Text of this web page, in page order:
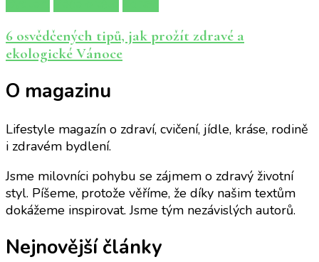
6 osvědčených tipů, jak prožít zdravé a
ekologické Vánoce
O magazinu
Lifestyle magazín o zdraví, cvičení, jídle, kráse, rodině
i zdravém bydlení.
Jsme milovníci pohybu se zájmem o zdravý životní
styl. Píšeme, protože věříme, že díky našim textům
dokážeme inspirovat. Jsme tým nezávislých autorů.
Nejnovější články